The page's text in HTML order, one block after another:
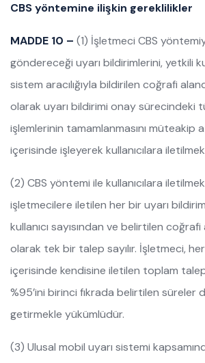
CBS yöntemine ilişkin gereklilikler
MADDE 10 – (1) İşletmeci CBS
göndereceği uyarı bildirimlerini, yetkili
sistem aracılığıyla bildirilen coğrafi
olarak uyarı bildirimi onay sürecindeki
işlemlerinin tamamlanmasını müteakip
içerisinde işleyerek kullanıcılara
(2) CBS yöntemi ile kullanıcılara
işletmecilere iletilen her bir uyarı
kullanıcı sayısından ve belirtilen coğrafi
olarak tek bir talep sayılır. İşletmeci, her
içerisinde kendisine iletilen toplam
%95’ini birinci fıkrada belirtilen süreler
getirmekle yükümlüdür.
(3) Ulusal mobil uyarı sistemi